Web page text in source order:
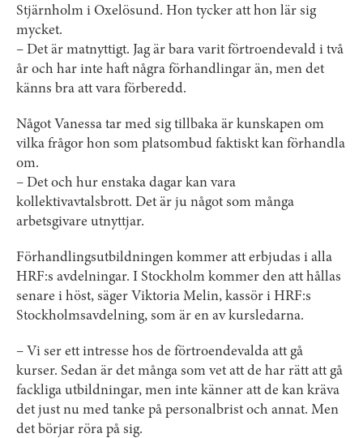
Stjärnholm i Oxelösund. Hon tycker att hon lär sig
mycket.
– Det är matnyttigt. Jag är bara varit förtroendevald i två
år och har inte haft några förhandlingar än, men det
känns bra att vara förberedd.
Något Vanessa tar med sig tillbaka är kunskapen om
vilka frågor hon som platsombud faktiskt kan förhandla
om.
– Det och hur enstaka dagar kan vara
kollektivavtalsbrott. Det är ju något som många
arbetsgivare utnyttjar.
Förhandlingsutbildningen kommer att erbjudas i alla
HRF:s avdelningar. I Stockholm kommer den att hållas
senare i höst, säger Viktoria Melin, kassör i HRF:s
Stockholmsavdelning, som är en av kursledarna.
– Vi ser ett intresse hos de förtroendevalda att gå
kurser. Sedan är det många som vet att de har rätt att gå
fackliga utbildningar, men inte känner att de kan kräva
det just nu med tanke på personalbrist och annat. Men
det börjar röra på sig.